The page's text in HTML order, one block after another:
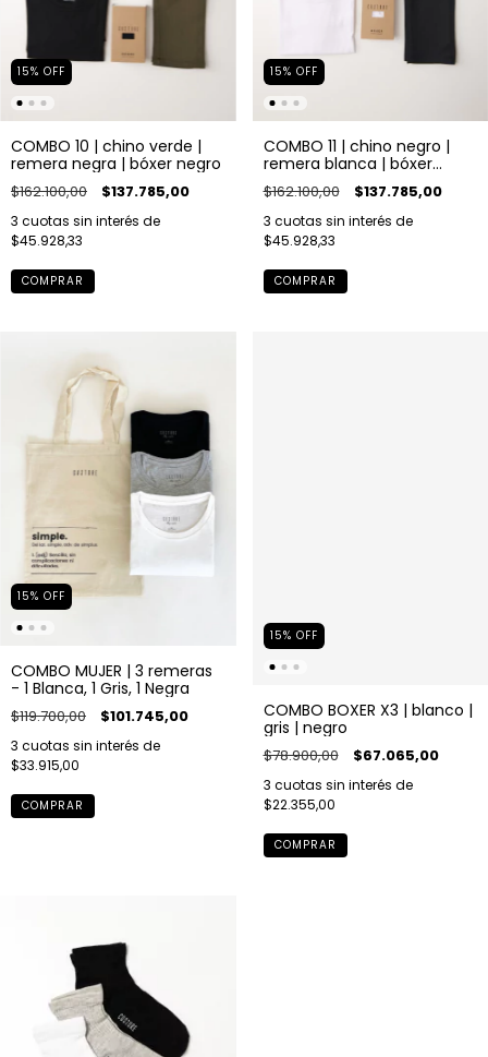
15% OFF
COMBO 10 | chino verde |
remera negra | bóxer negro
$162.100,00 $137.785,00
3 cuotas sin interés de
$45.928,33
COMPRAR
15% OFF
COMBO 11 | chino negro |
remera blanca | bóxer
blanco
$162.100,00 $137.785,00
3 cuotas sin interés de
$45.928,33
COMPRAR
15% OFF
COMBO MUJER | 3 remeras
- 1 Blanca, 1 Gris, 1 Negra
$119.700,00 $101.745,00
3 cuotas sin interés de
$33.915,00
COMPRAR
15% OFF
COMBO BOXER X3 | blanco |
gris | negro
$78.900,00 $67.065,00
3 cuotas sin interés de
$22.355,00
COMPRAR